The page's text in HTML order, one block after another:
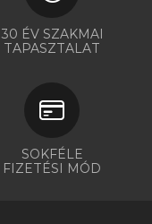
30 ÉV SZAKMAI
TAPASZTALAT
SOKFÉLE
FIZETÉSI MÓD